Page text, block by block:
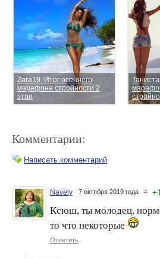
Zara19. Итог осеннего
марафона стройности 2
этап
GalaSi. Осенний марафон
стройности. Долой лень.
Пусть к
Комментарии:
Написать комментарий
Navely 7 октября 2019 года # +1
Ксюш, ты молодец,
то что некоторые
Ответить